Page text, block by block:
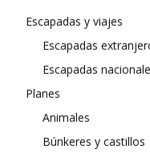
Escapadas y viajes
Escapadas
Escapadas
Planes
Animales
Búnkeres y castillos